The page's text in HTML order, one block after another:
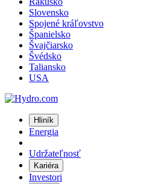
Slovensko
Spojené kráľovstvo
Španielsko
Švajčiarsko
Švédsko
Taliansko
USA
Hliník
Energia
Udržateľnosť
Kariéra
Investori